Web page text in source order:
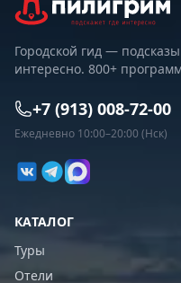
Городской гид —
интересно. 800+
+7 (913) 008-72-00
Ежедневно 10:00–20:00 (Нск)
КАТАЛОГ
Туры
Отели